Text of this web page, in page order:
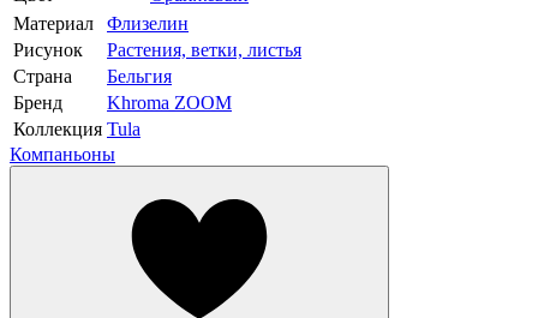
Материал
Флизелин
Рисунок
Растения, ветки, листья
Страна
Бельгия
Бренд
Khroma ZOOM
Коллекция Tula
Компаньоны